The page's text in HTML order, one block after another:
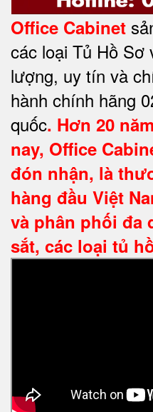
Office Cabinet
các loại Tủ Hồ Sơ
lượng, uy tín và
hành chính hãng
quốc. Hơn 20
nay, Office
đón nhận, là
hàng đầu Việt
và phân phối đa
sắt, các loại tủ